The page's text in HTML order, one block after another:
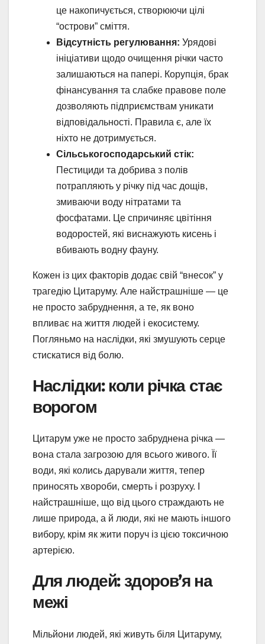
це накопичується, створюючи цілі
“острови” сміття.
Відсутність регулювання: Урядові
ініціативи щодо очищення річки часто
залишаються на папері. Корупція, брак
фінансування та слабке правове поле
дозволяють підприємствам уникати
відповідальності. Правила є, але їх
ніхто не дотримується.
Сільськогосподарський стік:
Пестициди та добрива з полів
потрапляють у річку під час дощів,
змиваючи воду нітратами та
фосфатами. Це спричиняє цвітіння
водоростей, які виснажують кисень і
вбивають водну фауну.
Кожен із цих факторів додає свій “внесок” у
трагедію Цитаруму. Але найстрашніше — це
не просто забруднення, а те, як воно
впливає на життя людей і екосистему.
Погляньмо на наслідки, які змушують серце
стискатися від болю.
Наслідки: коли річка стає
ворогом
Цитарум уже не просто забруднена річка —
вона стала загрозою для всього живого. Її
води, які колись дарували життя, тепер
приносять хвороби, смерть і розруху. І
найстрашніше, що від цього страждають не
лише природа, а й люди, які не мають іншого
вибору, крім як жити поруч із цією токсичною
артерією.
Для людей: здоров’я на
межі
Мільйони людей, які живуть біля Цитаруму,